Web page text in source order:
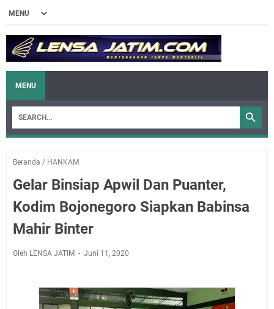
MENU
Beranda / HANKAM
Gelar Binsiap Apwil Dan Puanter,
Kodim Bojonegoro Siapkan Babinsa
Mahir Binter
Oleh LENSA JATIM Juni 11, 2020